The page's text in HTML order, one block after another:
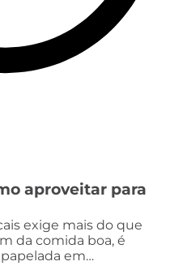
aproveitar para
exige mais do que
da comida boa, é
em…